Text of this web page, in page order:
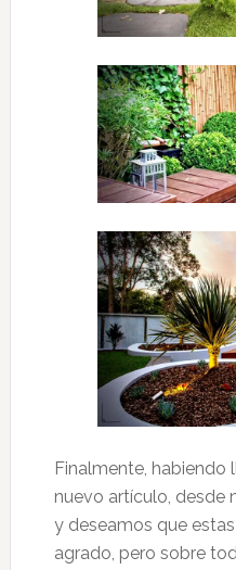
Finalmente, habiendo
nuevo artículo, desde
y deseamos que
agrado, pero sobre